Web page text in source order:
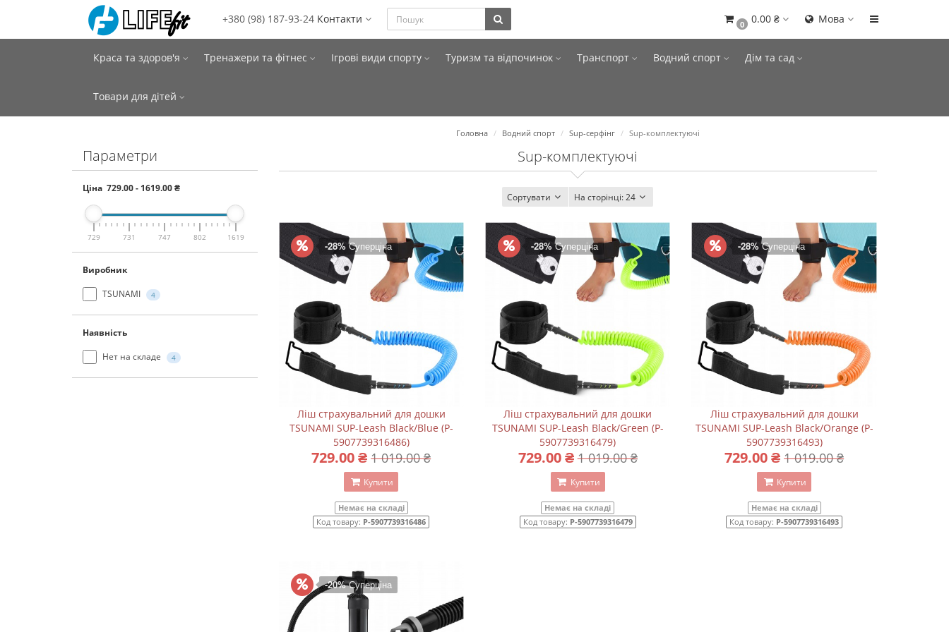
+380 (98) 187-93-24 Контакти 0 0.00 ₴ Мова
Краса та здоров'я Тренажери та фітнес Ігрові види спорту Туризм та відпочинок Транспорт Водний спорт Дім та сад
Товари для дітей
Параметри
Ціна 729.00- 1619.00₴
729 731 747 802 1619
Виробник
TSUNAMI
4
Наявність
Нет на складе
4
Головна Водний спорт Sup-серфінг Sup-комплектуючі
Sup-комплектуючі
Сортувати На сторінці:24
-28%Суперціна
Ліш страхувальний для дошки
TSUNAMI SUP-Leash Black/Blue (P-
5907739316486)
729.00 ₴ 1 019.00 ₴
Купити
Немає на складі
Код товару: P-5907739316486
-28%Суперціна
Ліш страхувальний для дошки
TSUNAMI SUP-Leash Black/Green (P-
5907739316479)
729.00 ₴ 1 019.00 ₴
Купити
Немає на складі
Код товару: P-5907739316479
-28%Суперціна
Ліш страхувальний для дошки
TSUNAMI SUP-Leash Black/Orange (P-
5907739316493)
729.00 ₴ 1 019.00 ₴
Купити
Немає на складі
Код товару: P-5907739316493
-20%Суперціна